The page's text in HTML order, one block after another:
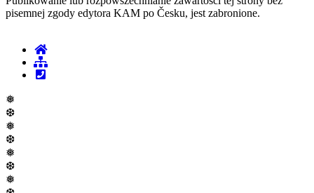
pisemnej zgody edytora KAM po Česku, jest zabronione.
❅
❆
❅
❆
❅
❆
❅